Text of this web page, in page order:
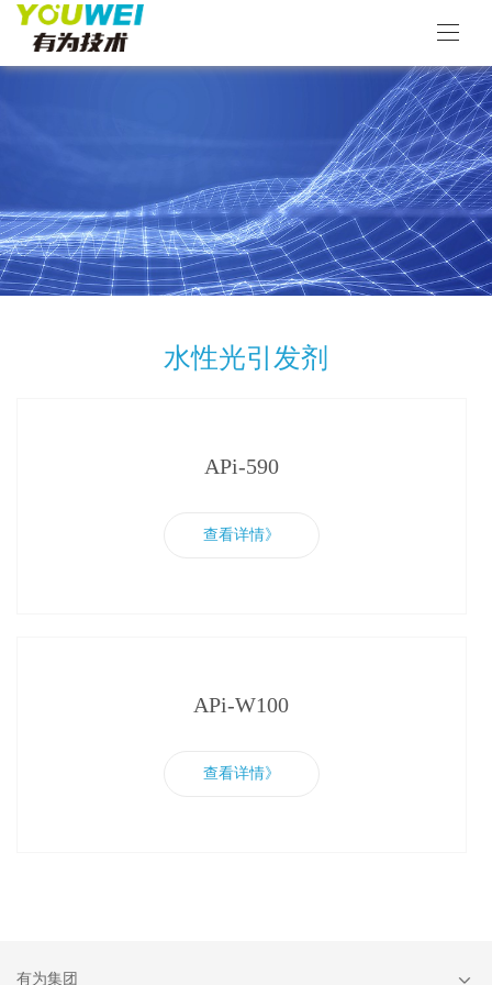
水性光引发剂
APi-590
查看详情》
APi-W100
查看详情》
有为集团